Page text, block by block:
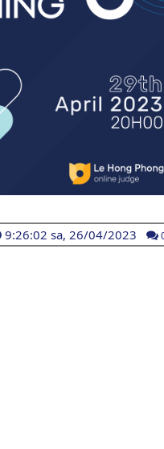
9:26:02 sa, 26/04/2023